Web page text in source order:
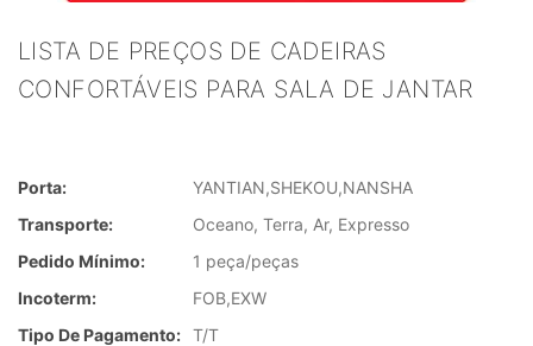
LISTA DE PREÇOS DE CADEIRAS
CONFORTÁVEIS ​​PARA SALA DE JANTAR
Porta:
YANTIAN,SHEKOU,NANSHA
Transporte:
Oceano, Terra, Ar, Expresso
Pedido Mínimo:
1 peça/peças
Incoterm:
FOB,EXW
Tipo De Pagamento: T/T